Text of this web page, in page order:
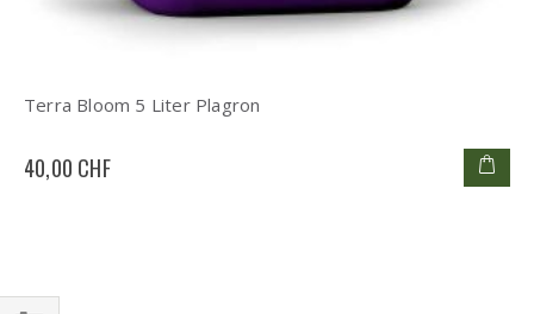
Terra Bloom 5 Liter Plagron
40,00 CHF